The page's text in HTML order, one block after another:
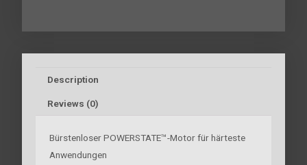
Description
Reviews (0)
Bürstenloser POWERSTATE™-Motor für härteste
Anwendungen